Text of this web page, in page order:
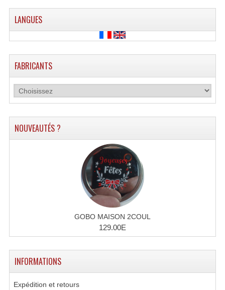
Le Matériel D´occasion
Accessoires Enceintes
Accessoires Micro, Pieds De Régie
Cellule (s)
Diamants
Pieds D'enceintes
LANGUES
FABRICANTS
NOUVEAUTÉS ?
GOBO MAISON 2COUL
129.00E
INFORMATIONS
Expédition et retours